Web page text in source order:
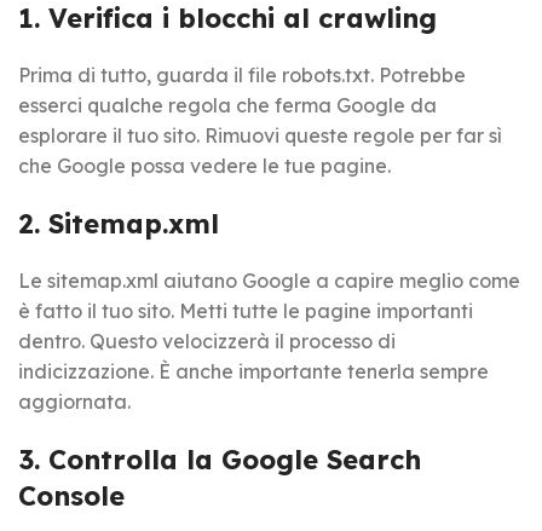
1. Verifica i blocchi al crawling
Prima di tutto, guarda il file robots.txt. Potrebbe
esserci qualche regola che ferma Google da
esplorare il tuo sito. Rimuovi queste regole per far sì
che Google possa vedere le tue pagine.
2. Sitemap.xml
Le sitemap.xml aiutano Google a capire meglio come
è fatto il tuo sito. Metti tutte le pagine importanti
dentro. Questo velocizzerà il processo di
indicizzazione. È anche importante tenerla sempre
aggiornata.
3. Controlla la Google Search
Console